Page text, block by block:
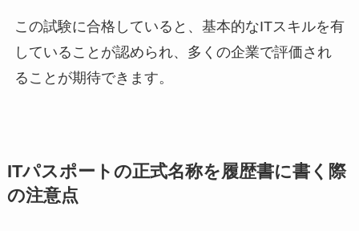
この試験に合格していると、基本的なITスキルを有
していることが認められ、多くの企業で評価され
ることが期待できます。
ITパスポートの正式名称を履歴書に書く際
の注意点